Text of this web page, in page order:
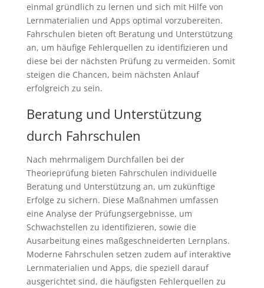
einmal gründlich zu lernen und sich mit Hilfe von
Lernmaterialien und Apps optimal vorzubereiten.
Fahrschulen bieten oft Beratung und Unterstützung
an, um häufige Fehlerquellen zu identifizieren und
diese bei der nächsten Prüfung zu vermeiden. Somit
steigen die Chancen, beim nächsten Anlauf
erfolgreich zu sein.
Beratung und Unterstützung
durch Fahrschulen
Nach mehrmaligem Durchfallen bei der
Theorieprüfung bieten Fahrschulen individuelle
Beratung und Unterstützung an, um zukünftige
Erfolge zu sichern. Diese Maßnahmen umfassen
eine Analyse der Prüfungsergebnisse, um
Schwachstellen zu identifizieren, sowie die
Ausarbeitung eines maßgeschneiderten Lernplans.
Moderne Fahrschulen setzen zudem auf interaktive
Lernmaterialien und Apps, die speziell darauf
ausgerichtet sind, die häufigsten Fehlerquellen zu